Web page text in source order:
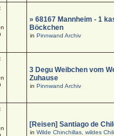
» 68167 Mannheim - 1
Böckchen
inPinnwand Archiv
3 Degu Weibchen vom
Zuhause
inPinnwand Archiv
[Reisen] Santiago de
inWilde Chinchillas, wildes